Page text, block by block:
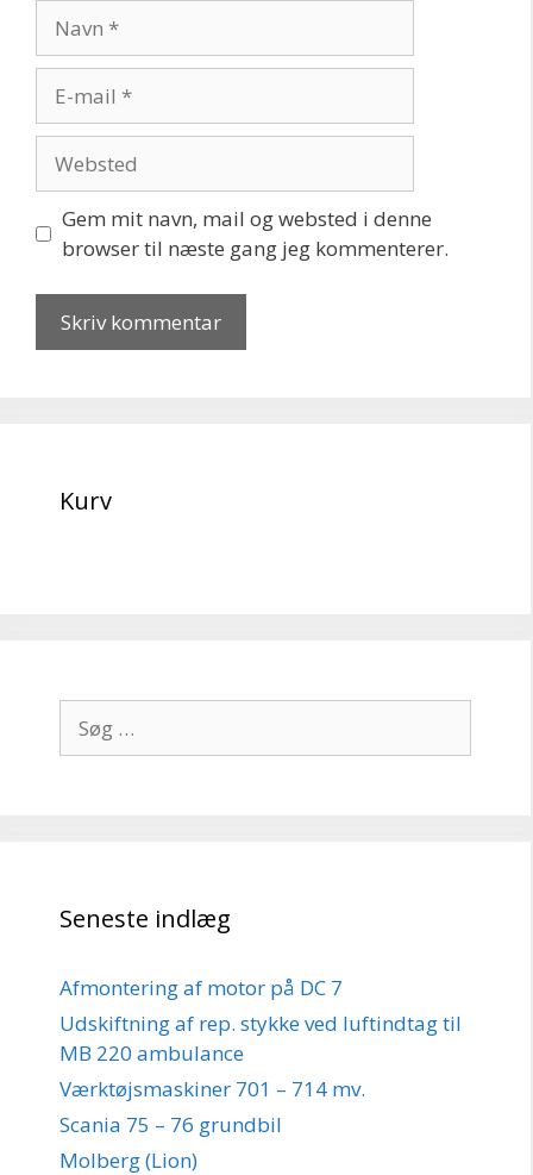
mail
Gem mit navn, mail og websted i denne
browser til næste gang jeg kommenterer.
Kurv
efter:
Seneste indlæg
Afmontering af motor på DC 7
Udskiftning af rep. stykke ved luftindtag til
MB 220 ambulance
Værktøjsmaskiner 701 – 714 mv.
Scania 75 – 76 grundbil
Molberg (Lion)